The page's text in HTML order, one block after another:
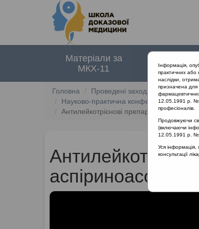
Матеріали за
МКХ-11
Головна
Проведені заходи
Науково-практична конференція
Антилейкотрієнові препарати при
Інформація,
практичних або
наслідки,
призначена для
12.05.1991 р. №
професіоналів.
Продовжуючи
(включаючи
12.05.1991 р. №
Уся
консультації